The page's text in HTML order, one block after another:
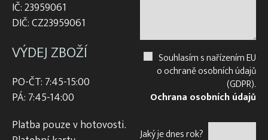
IČ: 23959061
DIČ: CZ23959061
VÝDEJ ZBOŽÍ
PO-ČT: 7:45-15:00
PÁ: 7:45-14:00
Platba pouze v hotovosti.
Souhlasím s nařízením EU
o ochraně osobních údajů
(GDPR).
Ochrana osobních údajů
Jaký je dnes rok?